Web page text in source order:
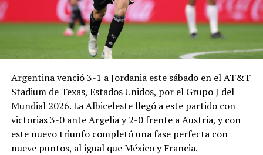
Argentina venció 3-1 a Jordania este sábado en el AT&T
Stadium de Texas, Estados Unidos, por el Grupo J del
Mundial 2026. La Albiceleste llegó a este partido con
victorias 3-0 ante Argelia y 2-0 frente a Austria, y con
este nuevo triunfo completó una fase perfecta con
nueve puntos, al igual que México y Francia.